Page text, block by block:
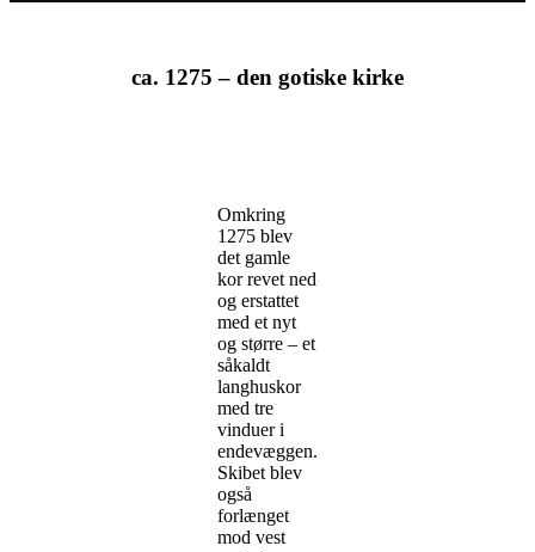
ca. 1275 – den gotiske kirke
Omkring
1275 blev
det gamle
kor revet ned
og erstattet
med et nyt
og større – et
såkaldt
langhuskor
med tre
vinduer i
endevæggen.
Skibet blev
også
forlænget
mod vest